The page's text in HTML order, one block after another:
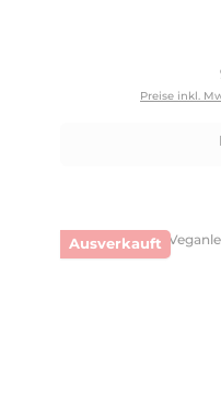
Preise inkl.
Ausverkauft